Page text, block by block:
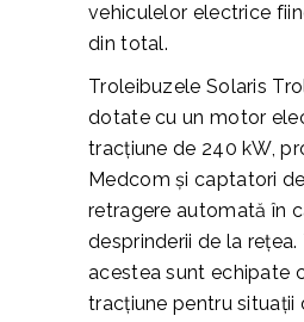
vehiculelor electrice
din total.
Troleibuzele Solaris
dotate cu un motor
tracțiune de 240 kW,
Medcom și captatori
retragere automată în
desprinderii de la
acestea sunt echipate
tracțiune pentru situații